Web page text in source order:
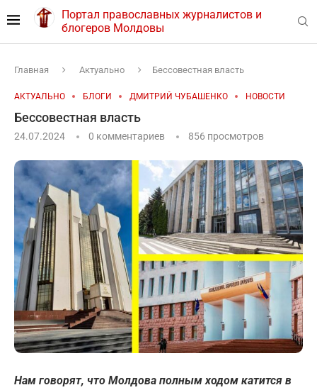
Портал православных журналистов и
блогеров Молдовы
Главная Актуально Бессовестная власть
АКТУАЛЬНО БЛОГИ ДМИТРИЙ ЧУБАШЕНКО НОВОСТИ
Бессовестная власть
24.07.2024 0 комментариев 856 просмотров
Нам говорят, что Молдова полным ходом катится в